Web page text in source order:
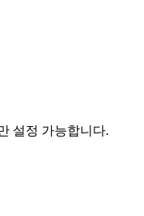
설정 가능합니다.